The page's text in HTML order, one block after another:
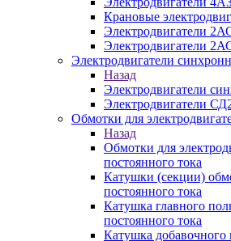
Крановые
Электродвигатели
Электродвигатели
Электродвигатели
Назад
Электродвигатели
Электродвигатели
Обмотки для
Назад
Обмотки для
постоянного тока
Катушки (секции)
постоянного тока
Катушка главного
постоянного тока
Катушка добавочного